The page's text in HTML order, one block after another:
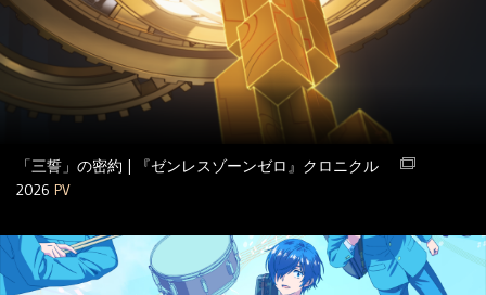
「三誓」の密約 | 『ゼンレスゾーンゼロ』クロニクル
2026 PV